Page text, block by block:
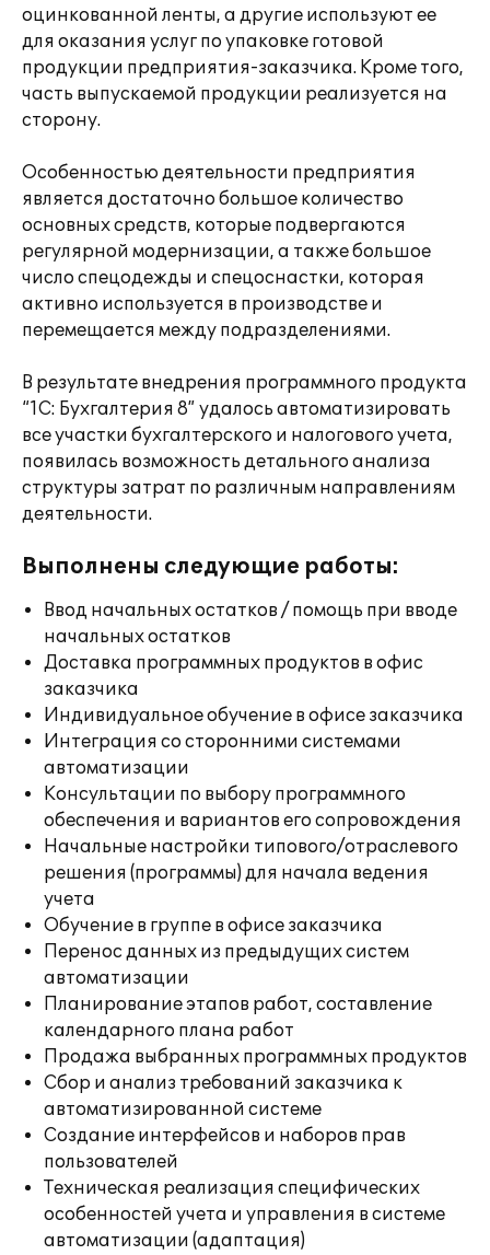
оцинкованной ленты, а другие используют ее
для оказания услуг по упаковке готовой
продукции предприятия-заказчика. Кроме того,
часть выпускаемой продукции реализуется на
сторону.
Особенностью деятельности предприятия
является достаточно большое количество
основных средств, которые подвергаются
регулярной модернизации, а также большое
число спецодежды и спецоснастки, которая
активно используется в производстве и
перемещается между подразделениями.
В результате внедрения программного продукта
“1С: Бухгалтерия 8” удалось автоматизировать
все участки бухгалтерского и налогового учета,
появилась возможность детального анализа
структуры затрат по различным направлениям
деятельности.
Выполнены следующие работы:
Ввод начальных остатков / помощь при вводе
начальных остатков
Доставка программных продуктов в офис
заказчика
Индивидуальное обучение в офисе заказчика
Интеграция со сторонними системами
автоматизации
Консультации по выбору программного
обеспечения и вариантов его сопровождения
Начальные настройки типового/отраслевого
решения (программы) для начала ведения
учета
Обучение в группе в офисе заказчика
Перенос данных из предыдущих систем
автоматизации
Планирование этапов работ, составление
календарного плана работ
Продажа выбранных программных продуктов
Сбор и анализ требований заказчика к
автоматизированной системе
Создание интерфейсов и наборов прав
пользователей
Техническая реализация специфических
особенностей учета и управления в системе
автоматизации (адаптация)